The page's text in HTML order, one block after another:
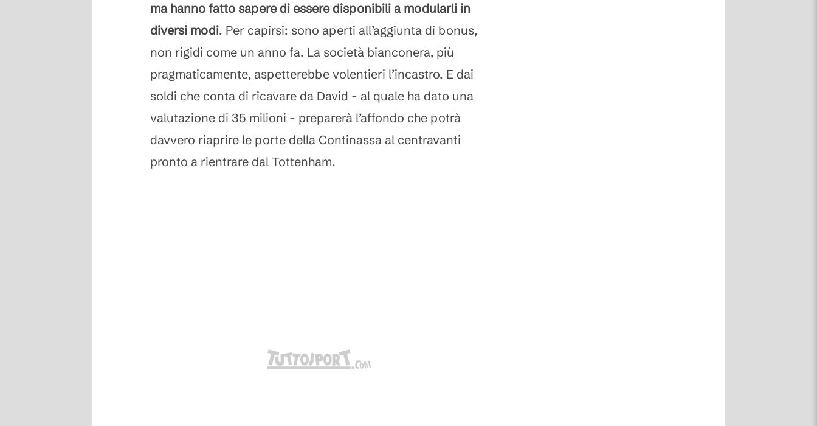
ma hanno fatto sapere di essere disponibili a modularli in
diversi modi. Per capirsi: sono aperti all’aggiunta di bonus,
non rigidi come un anno fa. La società bianconera, più
pragmaticamente, aspetterebbe volentieri l’incastro. E dai
soldi che conta di ricavare da David - al quale ha dato una
valutazione di 35 milioni - preparerà l’affondo che potrà
davvero riaprire le porte della Continassa al centravanti
pronto a rientrare dal Tottenham.